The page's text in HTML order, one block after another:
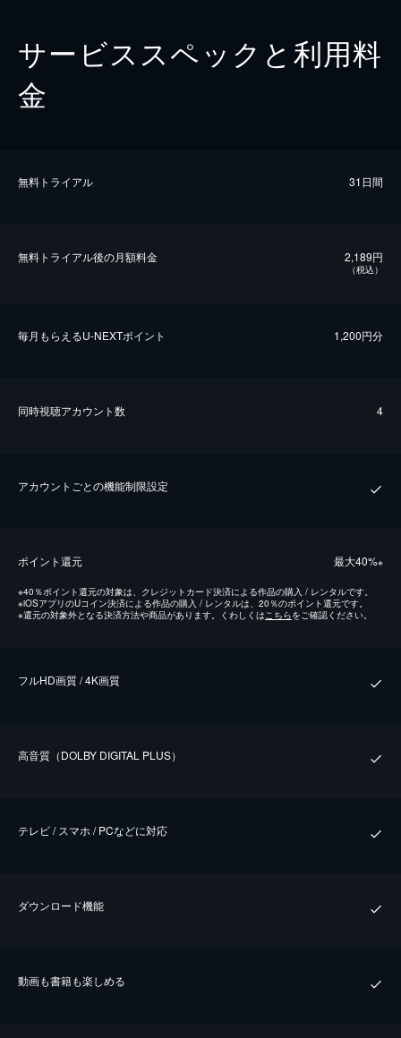
サービススペックと利用料
金
無料トライアル 31日間
無料トライアル後の⽉額料金 2,189円
（税込）
毎⽉もらえるU-NEXTポイント 1,200円分
同時視聴アカウント数 4
アカウントごとの機能制限設定
ポイント還元 最⼤40%※
※40％ポイント還元の対象は、クレジットカード決済による作品の購入 / レンタルです。
※iOSアプリのUコイン決済による作品の購入 / レンタルは、20％のポイント還元です。
※還元の対象外となる決済方法や商品があります。くわしくはこちらをご確認ください。
フルHD画質 / 4K画質
⾼⾳質（DOLBY DIGITAL PLUS）
テレビ / スマホ / PCなどに対応
ダウンロード機能
動画も書籍も楽しめる